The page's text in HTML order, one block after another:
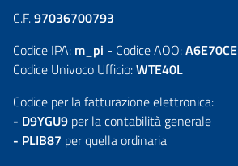
C.F.97036700793
Codice IPA: m_pi - Codice AOO:A6E70CE
Codice Univoco Ufficio:WTE40L
Codice per la fatturazione elettronica:
- D9YGU9 per la contabilità generale
- PLIB87 per quella ordinaria